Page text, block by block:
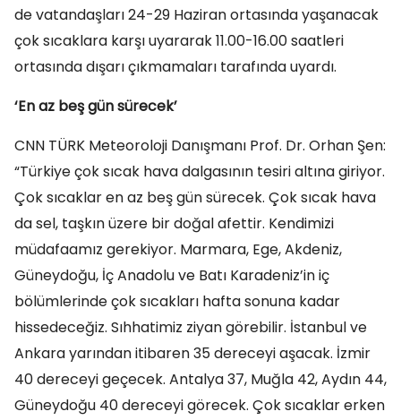
de vatandaşları 24-29 Haziran ortasında yaşanacak
çok sıcaklara karşı uyararak 11.00-16.00 saatleri
ortasında dışarı çıkmamaları tarafında uyardı.
‘En az beş gün sürecek’
CNN TÜRK Meteoroloji Danışmanı Prof. Dr. Orhan Şen:
“Türkiye çok sıcak hava dalgasının tesiri altına giriyor.
Çok sıcaklar en az beş gün sürecek. Çok sıcak hava
da sel, taşkın üzere bir doğal afettir. Kendimizi
müdafaamız gerekiyor. Marmara, Ege, Akdeniz,
Güneydoğu, İç Anadolu ve Batı Karadeniz’in iç
bölümlerinde çok sıcakları hafta sonuna kadar
hissedeceğiz. Sıhhatimiz ziyan görebilir. İstanbul ve
Ankara yarından itibaren 35 dereceyi aşacak. İzmir
40 dereceyi geçecek. Antalya 37, Muğla 42, Aydın 44,
Güneydoğu 40 dereceyi görecek. Çok sıcaklar erken